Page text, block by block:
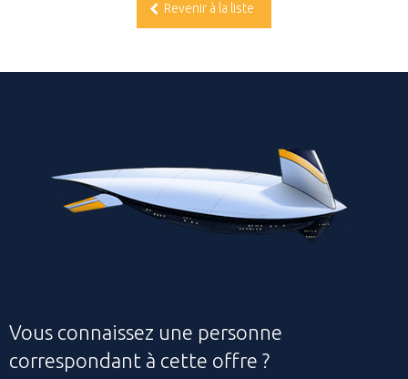
Revenir à la liste
Vous connaissez une personne
correspondant à cette offre ?